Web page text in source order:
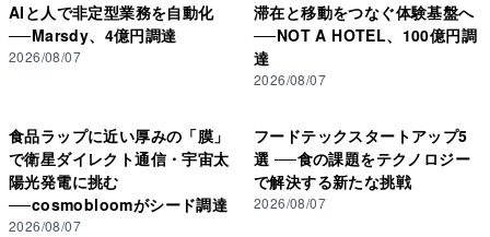
AIと人で非定型業務を自動化
──Marsdy、4億円調達
2026/08/07
滞在と移動をつなぐ体験基盤へ
──NOT A HOTEL、100億円調
達
2026/08/07
食品ラップに近い厚みの「膜」
で衛星ダイレクト通信・宇宙太
陽光発電に挑む
──cosmobloomがシード調達
2026/08/07
フードテックスタートアップ5
選 ──食の課題をテクノロジー
で解決する新たな挑戦
2026/08/07